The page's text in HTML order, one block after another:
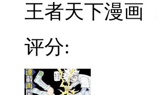
王者天下漫画
评分: